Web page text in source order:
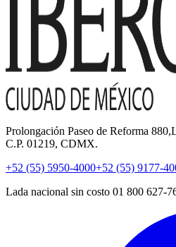
Prolongación Paseo de Reforma
C.P. 01219, CDMX.
+52 (55) 5950-4000+52 (55) 9177-
Lada nacional sin costo 01 800 627-